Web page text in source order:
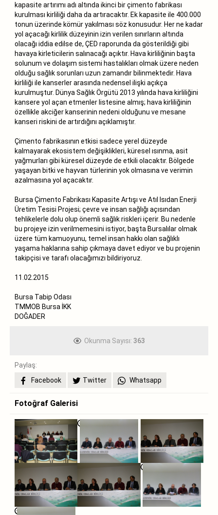
kapasite artırımı adı altında ikinci bir çimento fabrikası
kurulması kirliliği daha da artıracaktır. Ek kapasite ile 400.000
tonun üzerinde kömür yakılması söz konusudur. Her ne kadar
yol açacağı kirlilik düzeyinin izin verilen sınırların altında
olacağı iddia edilse de, ÇED raporunda da gösterildiği gibi
havaya kirleticilerin salınacağı açıktır. Hava kirliliğinin başta
solunum ve dolaşım sistemi hastalıkları olmak üzere neden
olduğu sağlık sorunları uzun zamandır bilinmektedir. Hava
kirliliği ile kanserler arasında nedensel ilişki açıkça
kurulmuştur. Dünya Sağlık Örgütü 2013 yılında hava kirliliğini
kansere yol açan etmenler listesine almış; hava kirliliğinin
özellikle akciğer kanserinin nedeni olduğunu ve mesane
kanseri riskini de artırdığını açıklamıştır.
Çimento fabrikasının etkisi sadece yerel düzeyde
kalmayarak ekosistem değişiklikleri, küresel ısınma, asit
yağmurları gibi küresel düzeyde de etkili olacaktır. Bölgede
yaşayan bitki ve hayvan türlerinin yok olmasına ve verimin
azalmasına yol açacaktır.
Bursa Çimento Fabrikası Kapasite Artışı ve Atıl Isıdan Enerji
Üretim Tesisi Projesi; çevre ve insan sağlığı açısından
tehlikelerle dolu olup önemli sağlık riskleri içerir. Bu nedenle
bu projeye izin verilmemesini istiyor, başta Bursalılar olmak
üzere tüm kamuoyunu, temel insan hakkı olan sağlıklı
yaşama haklarına sahip çıkmaya davet ediyor ve bu projenin
takipçisi ve tarafı olacağımızı bildiriyoruz.
11.02.2015
Bursa Tabip Odası
TMMOB Bursa İKK
DOĞADER
Okunma Sayısı: 363
Paylaş:
Facebook
Twitter Whatsapp
Fotoğraf Galerisi